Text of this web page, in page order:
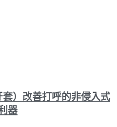
）改善打呼的非侵入式
器